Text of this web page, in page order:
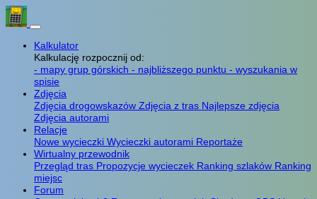
Kalkulator
Kalkulację rozpocznij od:
- mapy grup górskich - najbliższego punktu - wyszukania w
spisie
Zdjęcia
Zdjęcia drogowskazów Zdjęcia z tras Najlepsze zdjęcia
Zdjęcia autorami
Relacje
Nowe wycieczki Wycieczki autorami Reportaże
Wirtualny przewodnik
Przegląd tras Propozycje wycieczek Ranking szlaków Ranking
miejsc
Forum